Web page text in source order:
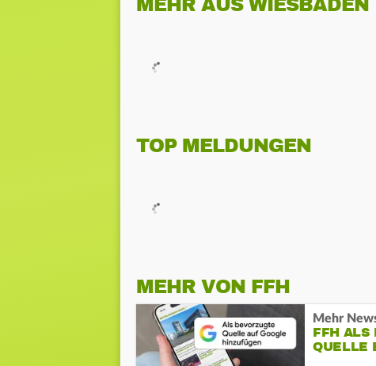
MEHR AUS WIESBADEN
TOP MELDUNGEN
MEHR VON FFH
Mehr
FFH ALS
QUELLE